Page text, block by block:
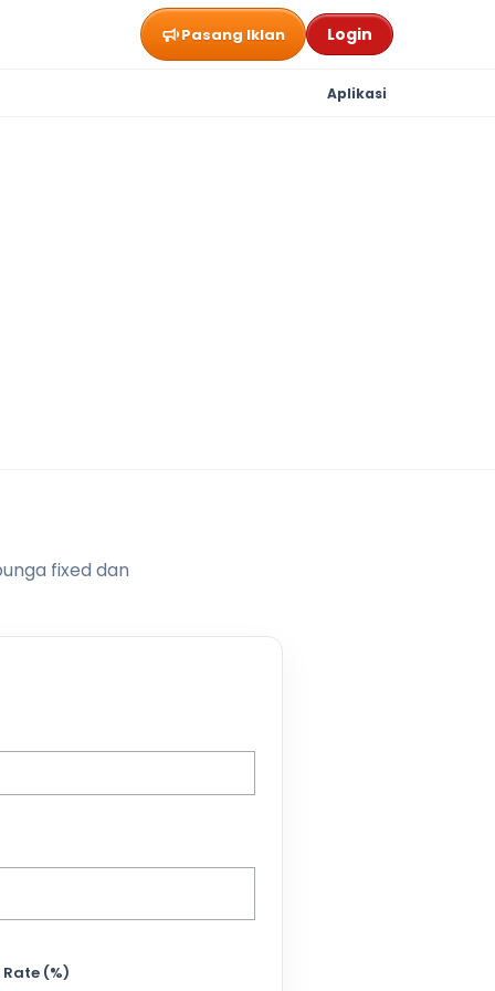
Pasang Iklan Login
Aplikasi
fixed dan
(%)